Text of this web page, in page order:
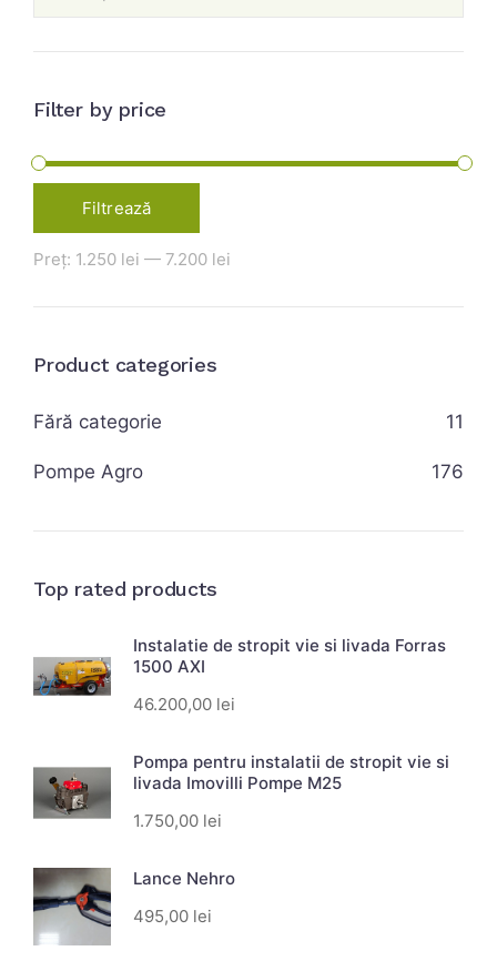
Filter by price
Filtrează
Preț: 1.250 lei — 7.200 lei
Product categories
Fără categorie 11
Pompe Agro 176
Top rated products
Instalatie de stropit vie si livada Forras
1500 AXI
46.200,00 lei
Pompa pentru instalatii de stropit vie si
livada Imovilli Pompe M25
1.750,00 lei
Lance Nehro
495,00 lei